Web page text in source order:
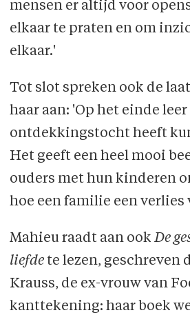
mensen er altijd voor
elkaar te praten en om
elkaar.'
Tot slot spreken ook de
haar aan: 'Op het einde
ontdekkingstocht heeft
Het geeft een heel mooi
ouders met hun kinderen
hoe een familie een verlies
Mahieu raadt aan ookDe
liefdete lezen, geschreven
Krauss, de ex-vrouw van
kanttekening: haar boek